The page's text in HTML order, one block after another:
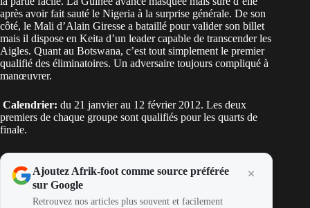
après avoir fait sauté le Nigeria à la surprise générale. De son
côté, le Mali d’Alain Giresse a bataillé pour valider son billet
mais il dispose en Keita d’un leader capable de transcender les
Aigles. Quant au Botswana, c’est tout simplement le premier
qualifié des éliminatoires. Un adversaire toujours compliqué à
manœuvrer.
Calendrier: du 21 janvier au 12 février 2012. Les deux
premiers de chaque groupe sont qualifiés pour les quarts de
finale.
Ajoutez Afrik-foot comme source préférée
sur Google
Retrouvez nos articles plus souvent et facilement